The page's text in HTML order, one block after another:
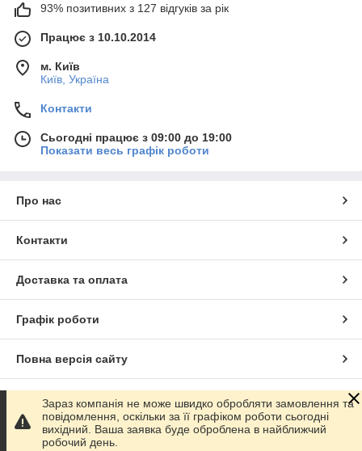
93% позитивних з 127 відгуків за рік
Працює з 10.10.2014
м. Київ
Київ, Україна
Контакти
Сьогодні працює з 09:00 до 19:00
Показати весь графік роботи
Про нас
Контакти
Доставка та оплата
Графік роботи
Повна версія сайту
Сайт створено на маркетплейсі Prom.ua
Політика конфіденційності
Зараз компанія не може швидко обробляти замовлення та
повідомлення, оскільки за її графіком роботи сьогодні
вихідний. Ваша заявка буде оброблена в найближчий
робочий день.